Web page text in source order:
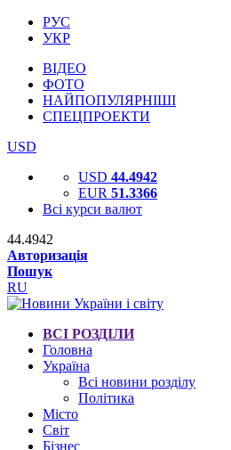
РУС
УКР
ВІДЕО
ФОТО
НАЙПОПУЛЯРНІШІ
СПЕЦПРОЕКТИ
USD
USD 44.4942
EUR 51.3366
Всі курси валют
44.4942
Авторизація
Пошук
RU
ВСІ РОЗДІЛИ
Головна
Україна
Всі новини розділу
Політика
Місто
Світ
Бізнес